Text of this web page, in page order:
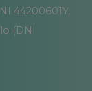
44200601Y,
(DNI